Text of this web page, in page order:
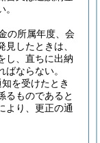
の所属年度、会
したときは、
し、直ちに出納
ならない。
を受けたとき
るものであると
より、更正の通